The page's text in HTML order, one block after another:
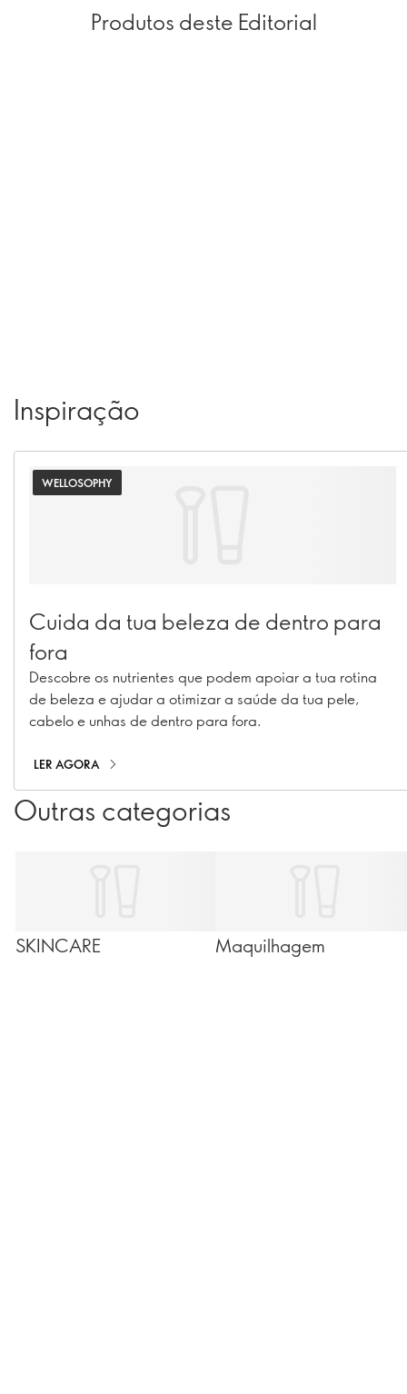
Produtos deste Editorial
Inspiração
WELLOSOPHY
Cuida da tua beleza de dentro para
fora
Descobre os nutrientes que podem apoiar a tua rotina
de beleza e ajudar a otimizar a saúde da tua pele,
cabelo e unhas de dentro para fora.
LER AGORA
Outras categorias
SKINCARE Maquilhagem